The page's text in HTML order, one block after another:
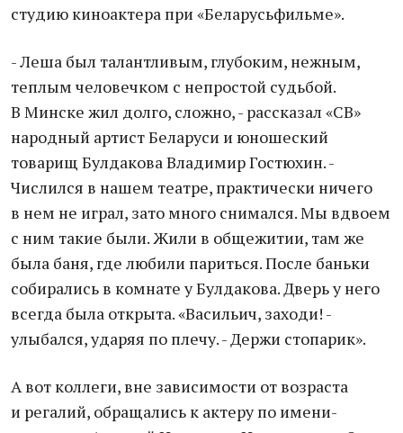
студию киноактера при «Беларусьфильме».
- Леша был талантливым, глубоким, нежным,
теплым человечком с непростой судьбой.
В Минске жил долго, сложно, - рассказал «СВ»
народный артист Беларуси и юношеский
товарищ Булдакова Владимир Гостюхин. -
Числился в нашем театре, практически ничего
в нем не играл, зато много снимался. Мы вдвоем
с ним такие были. Жили в общежитии, там же
была баня, где любили париться. После баньки
собирались в комнате у Булдакова. Дверь у него
всегда была открыта. «Васильич, заходи! -
улыбался, ударяя по плечу. - Держи стопарик».
А вот коллеги, вне зависимости от возраста
и регалий, обращались к актеру по имени-